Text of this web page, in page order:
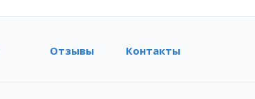
Отзывы Контакты